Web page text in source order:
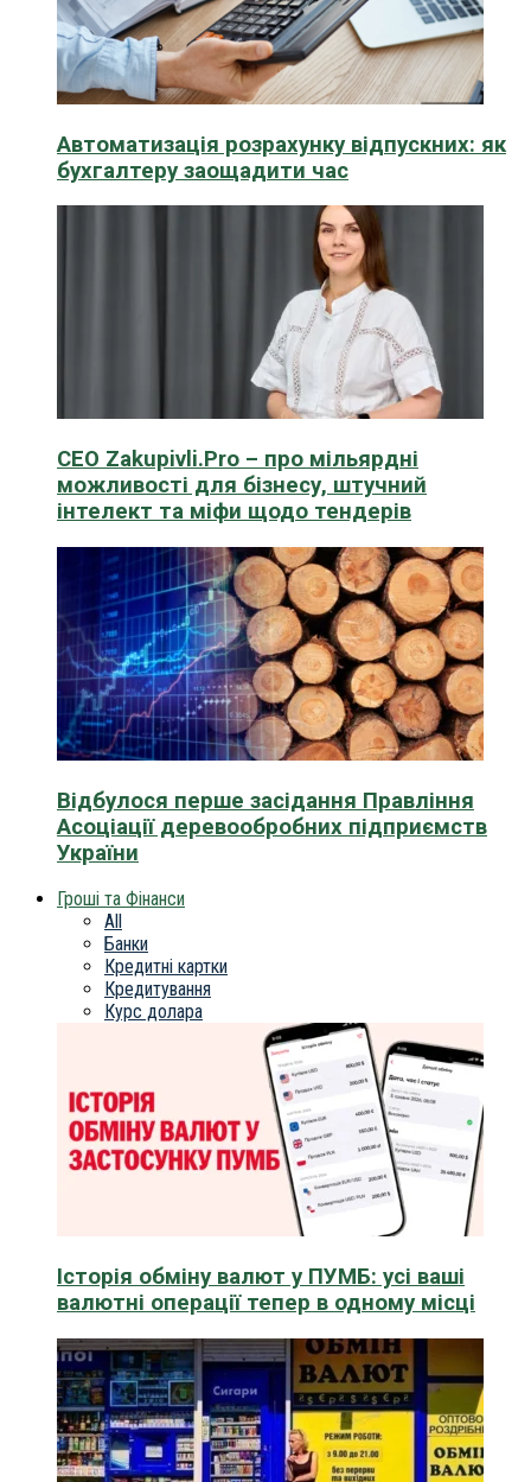
Автоматизація розрахунку відпускних: як
бухгалтеру заощадити час
CEO Zakupivli.Pro – про мільярдні
можливості для бізнесу, штучний
інтелект та міфи щодо тендерів
Відбулося перше засідання Правління
Асоціації деревообробних підприємств
України
Гроші та Фінанси
All
Банки
Кредитні картки
Кредитування
Курс долара
Історія обміну валют у ПУМБ: усі ваші
валютні операції тепер в одному місці